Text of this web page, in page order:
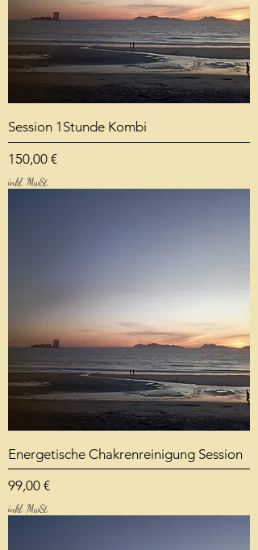
Session 1Stunde Kombi
Preis
150,00 €
inkl. MwSt.
Energetische Chakrenreinigung Session
Preis
99,00 €
inkl. MwSt.